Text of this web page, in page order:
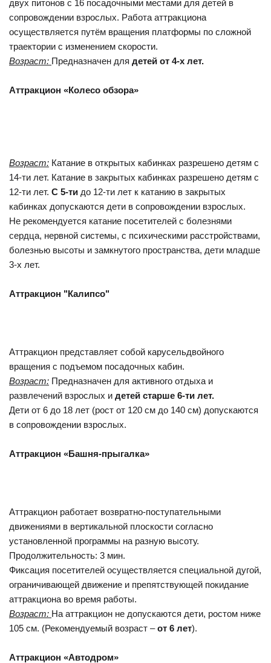
двух питонов с 16 посадочными местами для детей в
сопровождении взрослых. Работа аттракциона
осуществляется путём вращения платформы по сложной
траектории с изменением скорости.
Возраст: Предназначен для детей от 4-х лет.
Аттракцион «Колесо обзора»
Возраст: Катание в открытых кабинках разрешено детям с
14-ти лет. Катание в закрытых кабинках разрешено детям с
12-ти лет. С 5-ти до 12-ти лет к катанию в закрытых
кабинках допускаются дети в сопровождении взрослых.
Не рекомендуется катание посетителей с болезнями
сердца, нервной системы, с психическими расстройствами,
болезнью высоты и замкнутого пространства, дети младше
3-х лет.
Аттракцион "Калипсо"
Аттракцион представляет собой карусельдвойного
вращения с подъемом посадочных кабин.
Возраст: Предназначен для активного отдыха и
развлечений взрослых и детей старше 6-ти лет.
Дети от 6 до 18 лет (рост от 120 см до 140 см) допускаются
в сопровождении взрослых.
Аттракцион «Башня-прыгалка»
Аттракцион работает возвратно-поступательными
движениями в вертикальной плоскости согласно
установленной программы на разную высоту.
Продолжительность: 3 мин.
Фиксация посетителей осуществляется специальной дугой,
ограничивающей движение и препятствующей покидание
аттракциона во время работы.
Возраст: На аттракцион не допускаются дети, ростом ниже
105 см. (Рекомендуемый возраст –от 6 лет).
Аттракцион «Автодром»